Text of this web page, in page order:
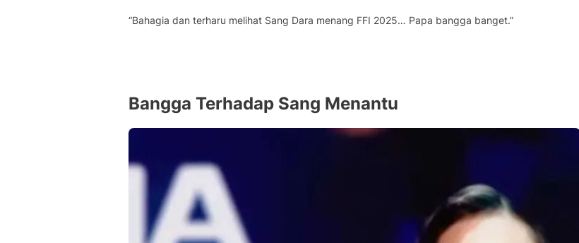
“Bahagia dan terharu melihat Sang Dara menang FFI 2025… Papa bangga banget.”
Bangga Terhadap Sang Menantu